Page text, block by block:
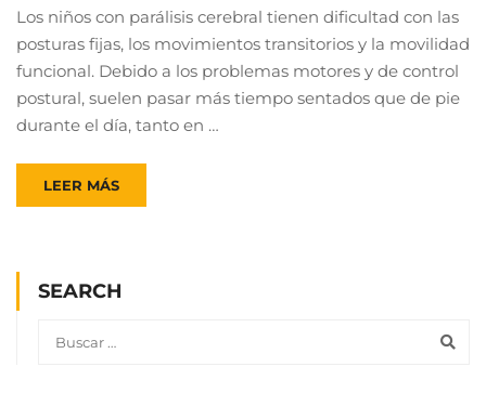
Los niños con parálisis cerebral tienen dificultad con las
posturas fijas, los movimientos transitorios y la movilidad
funcional. Debido a los problemas motores y de control
postural, suelen pasar más tiempo sentados que de pie
durante el día, tanto en …
LEER MÁS
SEARCH